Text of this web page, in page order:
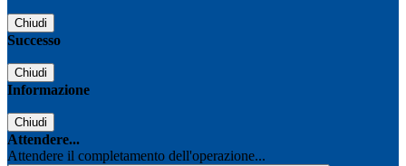
Chiudi
Successo
Chiudi
Informazione
Chiudi
Attendere...
Attendere il completamento dell'operazione...